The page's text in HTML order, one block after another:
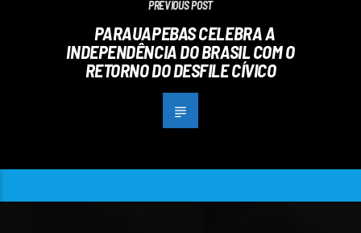
PREVIOUS POST
PARAUAPEBAS CELEBRA A
INDEPENDÊNCIA DO BRASIL COM O
RETORNO DO DESFILE CÍVICO